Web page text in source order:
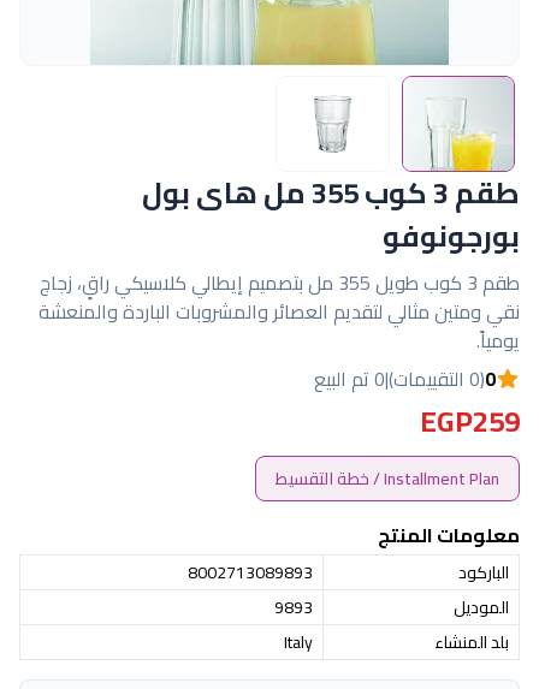
طقم 3 كوب 355 مل هاى بول
بورجونوفو
طقم 3 كوب طويل 355 مل بتصميم إيطالي كلاسيكي راقٍ، زجاج
نقي ومتين مثالي لتقديم العصائر والمشروبات الباردة والمنعشة
يومياً.
0(0 التقييمات) |0 تم البيع
EGP259
Installment Plan / خطة التقسيط
معلومات المنتج
الباركود
8002713089893
الموديل
9893
بلد المنشاء
Italy